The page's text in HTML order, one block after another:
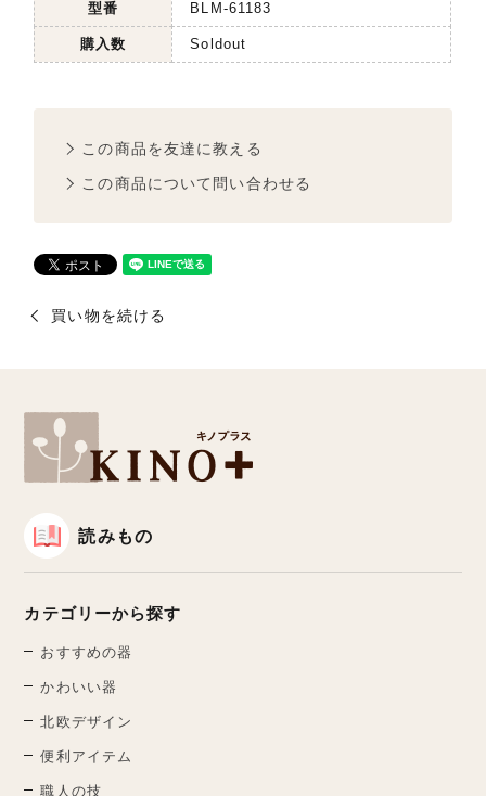
型番 BLM-61183
購入数 Soldout
この商品を友達に教える
この商品について問い合わせる
買い物を続ける
読みもの
カテゴリーから探す
おすすめの器
かわいい器
北欧デザイン
便利アイテム
職人の技